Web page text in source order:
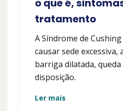
o que é,
tratamento
A Síndrome de
causar sede
barriga dilatada,
disposição.
Ler mais